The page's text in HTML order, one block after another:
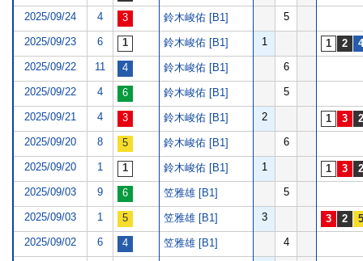
2025/09/24 4 鈴木峻佑 [B1] 5
2025/09/23 6 鈴木峻佑 [B1] 1
2025/09/22 11 鈴木峻佑 [B1] 6
2025/09/22 4 鈴木峻佑 [B1] 5
2025/09/21 4 鈴木峻佑 [B1] 2
2025/09/20 8 鈴木峻佑 [B1] 6
2025/09/20 1 鈴木峻佑 [B1] 1
2025/09/03 9 笠雅雄 [B1] 5
2025/09/03 1 笠雅雄 [B1] 3
2025/09/02 6 笠雅雄 [B1] 4